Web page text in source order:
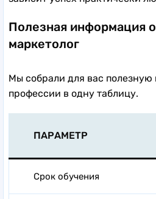
Полезная информация
маркетолог
Мы собрали для вас
профессии в одну таблицу.
ПАРАМЕТР
Срок обучения